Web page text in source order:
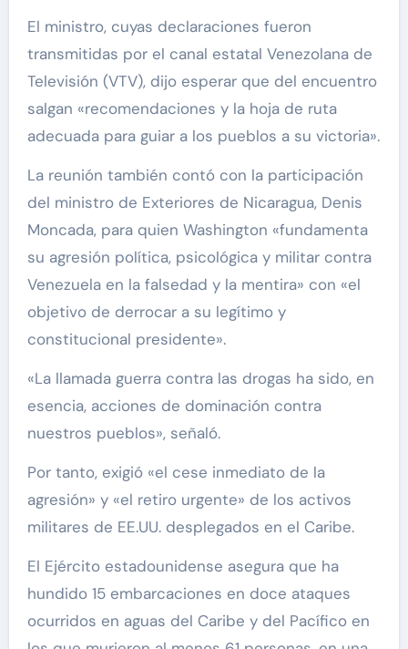
El ministro, cuyas declaraciones fueron
transmitidas por el canal estatal Venezolana de
Televisión (VTV), dijo esperar que del encuentro
salgan «recomendaciones y la hoja de ruta
adecuada para guiar a los pueblos a su victoria».
La reunión también contó con la participación
del ministro de Exteriores de Nicaragua, Denis
Moncada, para quien Washington «fundamenta
su agresión política, psicológica y militar contra
Venezuela en la falsedad y la mentira» con «el
objetivo de derrocar a su legítimo y
constitucional presidente».
«La llamada guerra contra las drogas ha sido, en
esencia, acciones de dominación contra
nuestros pueblos», señaló.
Por tanto, exigió «el cese inmediato de la
agresión» y «el retiro urgente» de los activos
militares de EE.UU. desplegados en el Caribe.
El Ejército estadounidense asegura que ha
hundido 15 embarcaciones en doce ataques
ocurridos en aguas del Caribe y del Pacífico en